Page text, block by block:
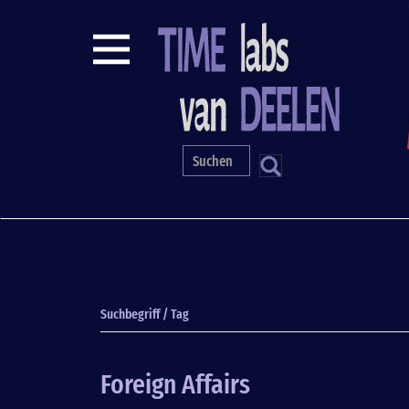
S
Suchbegriff / Tag
Foreign Affairs